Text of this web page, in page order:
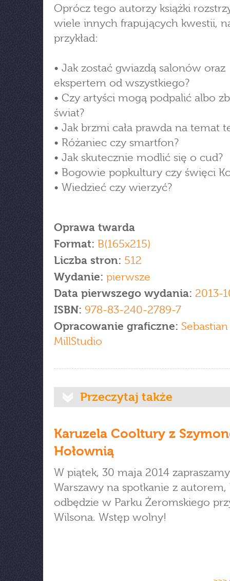
Oprócz tego autorzy książki
wiele innych frapujących kwestii,
przykład:
• Jak zostać gwiazdą salonów oraz
ekspertem od wszystkiego?
• Czy artyści mogą podpalić albo
świat?
• Jak brzmi cała prawda na temat
• Różaniec czy smartfon?
• Jak skutecznie modlić się o cud?
• Bogowie popkultury czy święci
• Wiedzieć czy wierzyć?
Oprawa twarda
Format: B(165x215)
Liczba stron: 512
Wydanie: pierwsze
Data pierwszego wydania: 2013-
ISBN: 978-83-240-2789-7
Opracowanie graficzne:
MillStudio
Przeczytaj także
Karuzela Cooltury z
Hołownią
W piątek, 30 maja 2014
Warszawy na spotkanie z autorem,
odbędzie w Parku Żeromskiego
Wilsona. Wstęp wolny!